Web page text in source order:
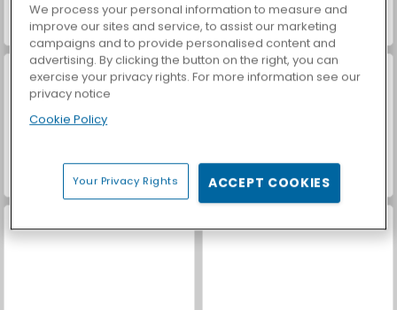
ASMR Makeover & Makeup Studio Farm Merge Valley
Let's Fish! Balls and Bricks
We process your personal information to measure and
improve our sites and service, to assist our marketing
campaigns and to provide personalised content and
advertising. By clicking the button on the right, you can
exercise your privacy rights. For more information see our
privacy notice
Cookie Policy
Your Privacy Rights ACCEPT COOKIES